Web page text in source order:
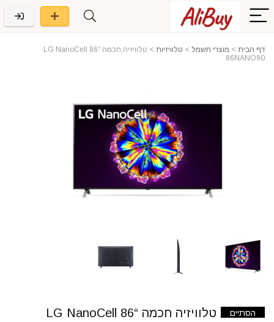
דף הבית > מוצרי חשמל > טלוויזיות >
טלוויזיה חכמה “86 LG NanoCell
86NANO90
הסתיים
טלוויזיה חכמה “86 LG NanoCell